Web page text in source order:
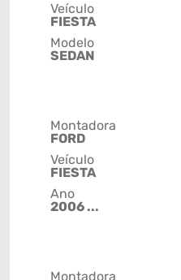
Veículo
FIESTA
Modelo
SEDAN
Montadora
FORD
Veículo
FIESTA
Ano
2006 ...
Montadora